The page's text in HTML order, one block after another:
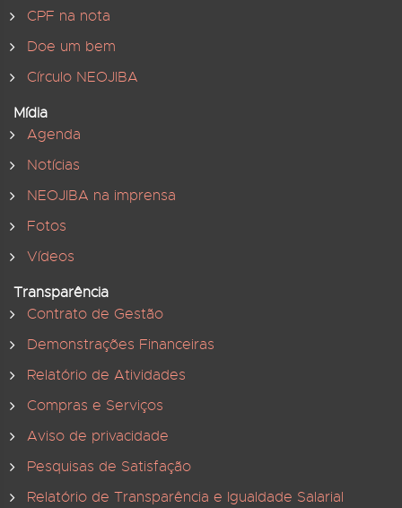
CPF na nota
Doe um bem
Círculo NEOJIBA
Mídia
Agenda
Notícias
NEOJIBA na imprensa
Fotos
Vídeos
Transparência
Contrato de Gestão
Demonstrações Financeiras
Relatório de Atividades
Compras e Serviços
Aviso de privacidade
Pesquisas de Satisfação
Relatório de Transparência e Igualdade Salarial